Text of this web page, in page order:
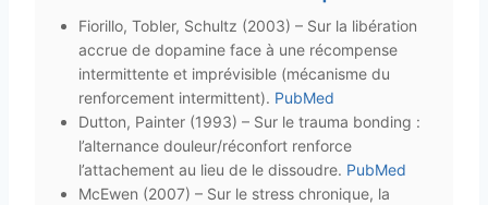
Fiorillo, Tobler, Schultz (2003) – Sur la libération
accrue de dopamine face à une récompense
intermittente et imprévisible (mécanisme du
renforcement intermittent). PubMed
Dutton, Painter (1993) – Sur le trauma bonding :
l’alternance douleur/réconfort renforce
l’attachement au lieu de le dissoudre. PubMed
McEwen (2007) – Sur le stress chronique, la